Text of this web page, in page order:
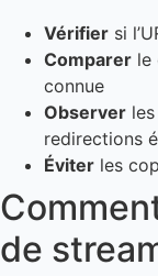
Vérifier si
Comparer le
connue
Observer
redirections
Éviter les
de